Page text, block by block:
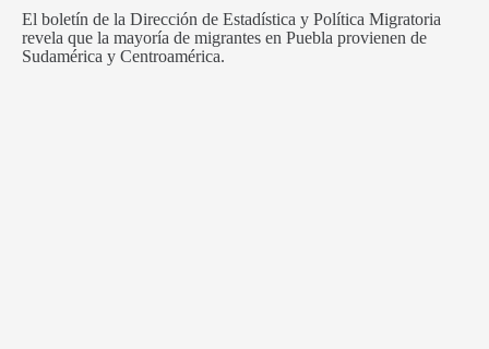
El boletín de la Dirección de Estadística y Política Migratoria
revela que la mayoría de migrantes en Puebla provienen de
Sudamérica y Centroamérica.